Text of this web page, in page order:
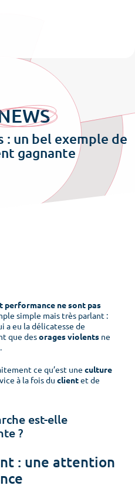
: un bel exemple de
gagnante
performance ne sont pas
simple mais très parlant :
a eu la délicatesse de
que desorages violents ne
ce qu’est une culture
à la fois du clientet de
est-elle
?
: une attention